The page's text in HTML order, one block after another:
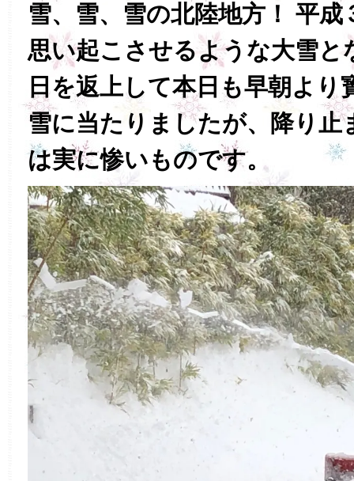
雪、雪、雪の北陸地方！ 平
思い起こさせるような大雪と
日を返上して本日も早朝より
雪に当たりましたが、降り止
は実に惨いものです。